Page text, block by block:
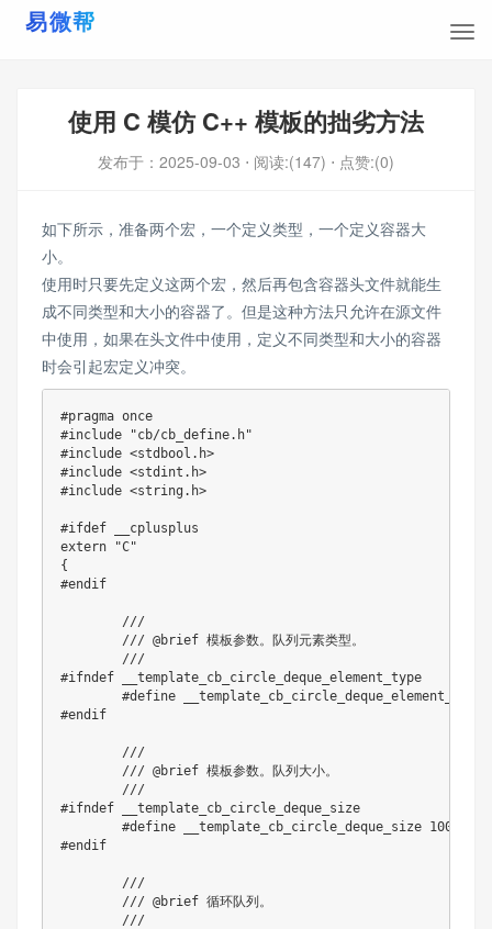
使用 C 模仿 C++ 模板的拙劣方法
发布于： 2025-09-03 ⋅ 阅读:(147) ⋅ 点赞:(0)
如下所示，准备两个宏，一个定义类型，一个定义容器大
小。
使用时只要先定义这两个宏，然后再包含容器头文件就能生
成不同类型和大小的容器了。但是这种方法只允许在源文件
中使用，如果在头文件中使用，定义不同类型和大小的容器
时会引起宏定义冲突。
#pragma once
#include
"cb/cb_define.h"
#include <stdbool.h>
#include <stdint.h>
#include <string.h>
#ifdef
__cplusplus
extern
"C"
{
#endif
///
/// @brief 模板参数。队列元素类型。
///
#ifndef
__template_cb_circle_deque_element_type
#define __template_cb_circle_deque_element_type
#endif
///
/// @brief 模板参数。队列大小。
///
#ifndef
__template_cb_circle_deque_size
#define __template_cb_circle_deque_size 100
#endif
///
/// @brief 循环队列。
///